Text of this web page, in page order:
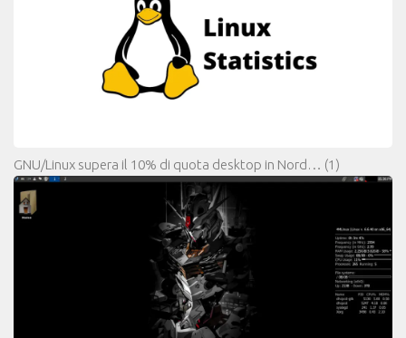
GNU/Linux supera il 10% di quota desktop in Nord… (1)